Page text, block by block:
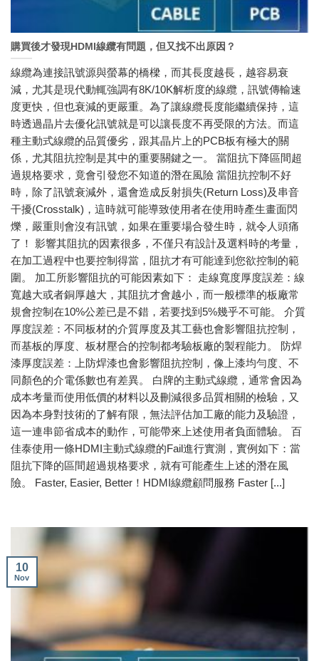
購買後才發現HDMI線纜有問題，但又找不出原因？
線纜為連接訊號源與螢幕的橋樑，而其長度越長，越容易衰
減，尤其是現代動輒強調有8K/10K解析度的線纜，訊號傳輸速
度更快，但也衰減的更嚴重。為了讓線纜長度能繼續保持，這
時透過晶片去優化訊號就是可以讓長度不再受限的方法。而這
種主動式線纜的品質優劣，跟其晶片上的PCB板有極大的關
係，尤其阻抗控制是其中的重要關鍵之一。 當阻抗下降區間超
過規格要求，竟會引發您不知道的潛在風險 當阻抗控制不好
時，除了訊號衰減外，還會造成反射損失(Return Loss)及串音
干擾(Crosstalk)，這時就可能導致使用者在使用時產生畫面閃
爍，嚴重則會沒有訊號，如果在重要場合發生時，就令人頭痛
了！ 影響其阻抗的因素很多，不僅只有設計及選料時的考量，
在加工過程中也要控制得當，阻抗才有可能達到您欲控制的範
圍。 加工所影響阻抗的可能因素如下： 走線寬度厚度誤差：線
寬越大或者銅厚越大，其阻抗才會越小，而一般標準的板廠常
規會控制在10%公差已是不錯，若要找到5%幾乎不可能。 介質
厚度誤差：不同板材的介質厚度及其工藝也會影響阻抗控制，
而基板的厚度、板材壓合的控制都考驗板廠的製程能力。 防焊
漆厚度誤差：上防焊漆也會影響阻抗控制，像上漆均勻度、不
同顏色的介電係數也有差異。 白牌的主動式線纜，通常會因為
成本考量而使用低價的材料以及刪減很多品質相關的檢驗，又
因為本身對技術的了解有限，無法評估加工廠的能力及驗證，
這一連串節省成本的動作，可能帶來上述使用者負面體驗。 百
佳泰使用一條HDMI主動式線纜的Fail進行實測，實例如下：當
阻抗下降的區間超過規格要求，就有可能產生上述的潛在風
險。 Faster, Easier, Better！HDMI線纜顧問服務 Faster [...]
10
Nov